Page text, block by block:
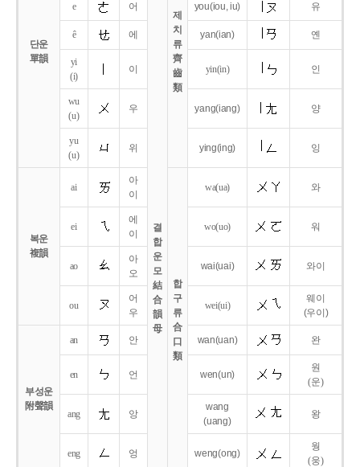
단운
單韻
결
합
운
모
結
合
韻
母
제
치
류
齊
齒
類
e 어 you(iou,iu) 유
ê 에 yan(ian) 옌
yi
(i)
이 yin(in) 인
wu
(u)
우 yang(iang) 양
yu
(u)
위 ying(ing) 잉
복운
複韻
ai
아
이
합
구
류
合
口
類
wa(ua) 와
ei
에
이
wo(uo) 워
ao
아
오
wai(uai) 와이
ou
어
우
wei(ui)
웨이
(우이)
부성운
附聲韻
an 안 wan(uan) 완
en 언 wen(un)
원
(운)
ang 앙
wang
(uang)
왕
eng 엉 weng(ong)
웡
(웅)